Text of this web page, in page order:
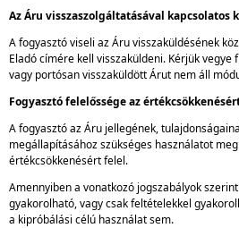
Az Áru visszaszolgáltatásával kapcsolatos
A fogyasztó viseli az Áru visszaküldésének
Eladó címére kell visszaküldeni. Kérjük
vagy portósan visszaküldött Árut nem áll
Fogyasztó felelőssége az
A fogyasztó az Áru jellegének,
megállapításához szükséges használatot
értékcsökkenésért felel.
Amennyiben a vonatkozó jogszabályok
gyakorolható, vagy csak feltételekkel
a kipróbálási célú használat sem.